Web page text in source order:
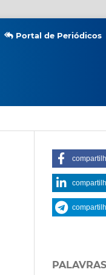
Portal de Periódicos